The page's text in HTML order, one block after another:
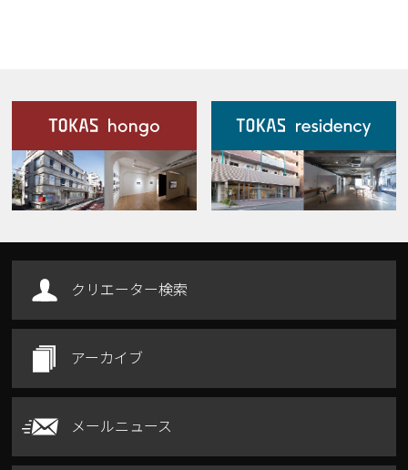
施設案内
Our Facilities
クリエーター検索
アーカイブ
メールニュース